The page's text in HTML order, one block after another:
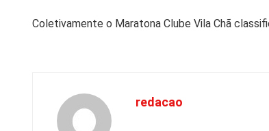
Coletivamente o Maratona Clube Vila Chã
redacao